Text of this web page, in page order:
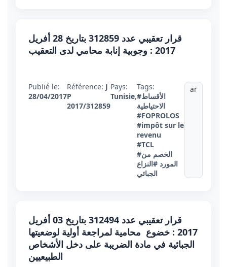
قرار تعقيبي عدد 312859 بتاريخ 28 أفريل
2017 : وجوبية إنابة محامي لدى التعقيب
Publié le:
28/04/2017
Référence: J
P
2017/312859
Pays:
Tunisie,
Tags:
#الأقساط
الاحتياطية
#FOPROLOS
#impôt sur le
revenu
#TCL
#الخصم من
المورد #النزاع
الجبائي
ar
قرار تعقيبي عدد 312494 بتاريخ 03 أفريل
2017 : خضوع محامية لمراجعة أولية لوضعيتها
الجبائية في مادة الضريبة على دخل الأشخاص
الطبيعيين